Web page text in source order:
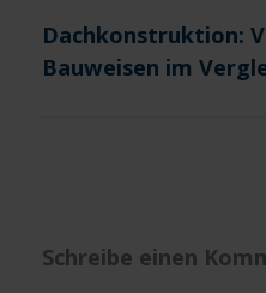
Dachkonstruktion:
Bauweisen im
Schreibe einen